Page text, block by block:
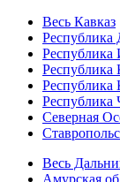
Весь Кавказ
Республика
Республика
Республика
Республика
Республика
Северная
Весь
Амурская